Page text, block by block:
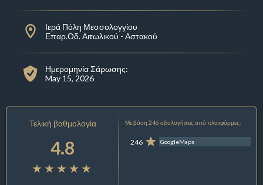
Ιερά Πόλη Μεσσολογγίου
Επαρ.Οδ. Αιτωλικού - Αστακού
Ημερομηνία Σάρωσης:
May 15, 2026
Τελική βαθμολογία
4.8
Με βάση 246 αξιολογήσεις από πλατφόρμες:
246 GoogleMaps